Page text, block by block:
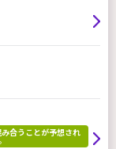
合うことが予想され